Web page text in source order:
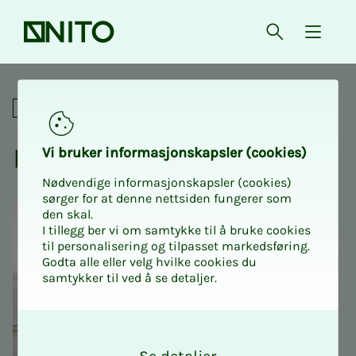
Forsiden Åpne søk
{
Prosesskurs Trinn 3:
For tillitsvalgte
Pro­­­ses­s­­­kurs trinn 3
Vi bru­­­ker in­­­for­­­ma­­­sjons­­­kaps­­­­­ler (cookies)
Nødvendige informasjonskapsler (cookies)
sørger for at denne nettsiden fungerer som
den skal.
I tillegg ber vi om samtykke til å bruke cookies
til personalisering og tilpasset markedsføring.
Godta alle eller velg hvilke cookies du
samtykker til ved å se detaljer.